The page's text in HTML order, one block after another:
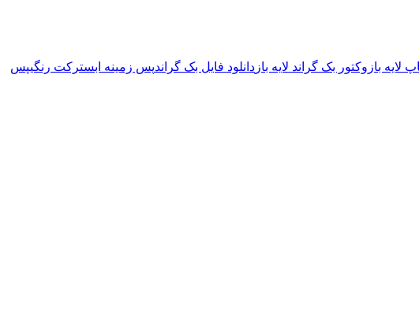
لایه باز وکتور بک گراند لایه باز دانلود فایل بک گراندپس زمینه ابسترکت رنگیپس